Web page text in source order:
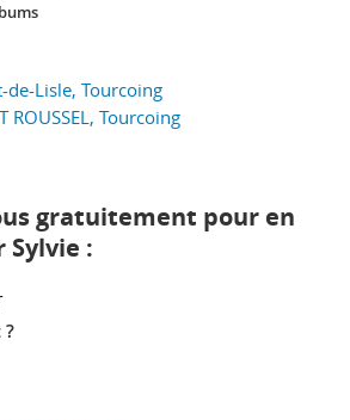
de-Lisle, Tourcoing
ROUSSEL, Tourcoing
gratuitement pour en
Sylvie :